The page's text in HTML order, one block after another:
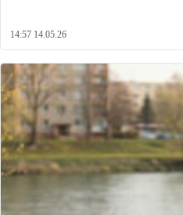
14:57 14.05.26